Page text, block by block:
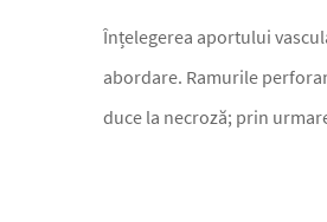
Înțelegerea aportului
abordare. Ramurile
duce la necroză; prin